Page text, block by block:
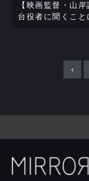
【映画監督・山
台役者に聞くこ
‹